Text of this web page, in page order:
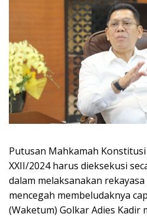
Putusan Mahkamah
XXII/2024 harus dieksekusi
dalam melaksanakan
mencegah membeludaknya
(Waketum) Golkar Adies